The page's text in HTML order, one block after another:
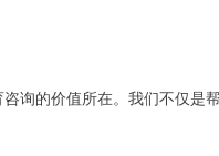
询的价值所在。我们不仅是